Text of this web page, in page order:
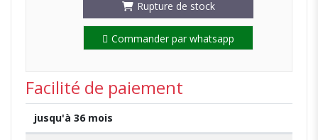
Rupture de stock
Commander par whatsapp
Facilité de paiement
jusqu'à 36 mois